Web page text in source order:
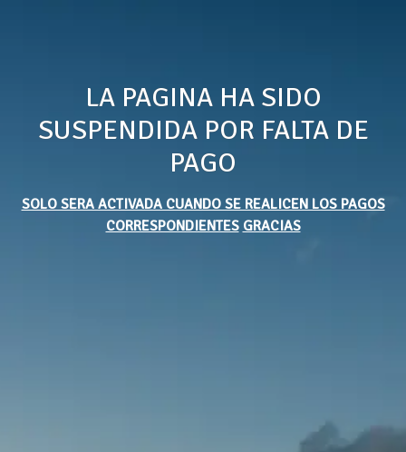
LA PAGINA HA SIDO
SUSPENDIDA POR FALTA DE
PAGO
SOLO SERA ACTIVADA CUANDO SE REALICEN LOS PAGOS
CORRESPONDIENTES GRACIAS